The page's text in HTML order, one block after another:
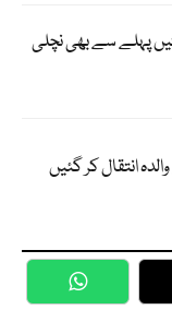
پہلے سے بھی نچلی
انتقال کر گئیں
WhatsApp